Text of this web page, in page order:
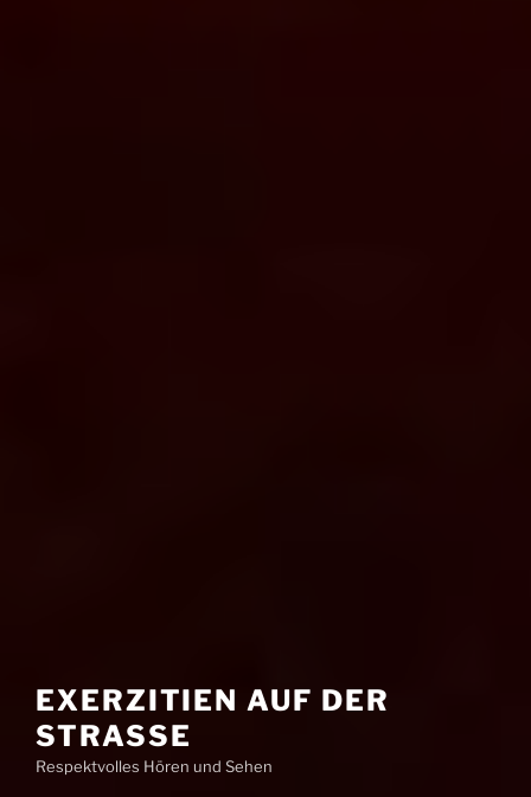
EXERZITIEN AUF DER
STRASSE
Respektvolles Hören und Sehen